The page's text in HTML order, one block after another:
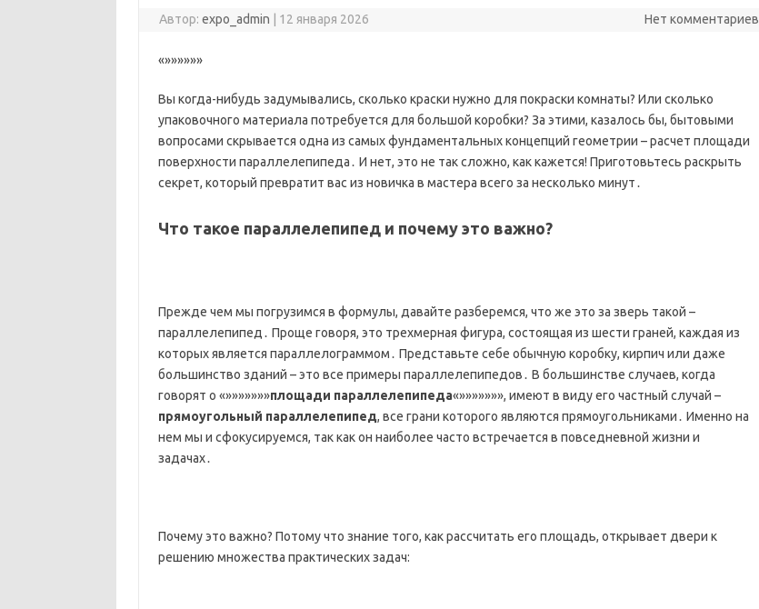
Автор:expo_admin 12 января 2026 Нет комментариев
«»»»»»»
Вы когда-нибудь задумывались, сколько краски нужно для покраски комнаты? Или сколько
упаковочного материала потребуется для большой коробки? За этими, казалось бы, бытовыми
вопросами скрывается одна из самых фундаментальных концепций геометрии – расчет площади
поверхности параллелепипеда․ И нет, это не так сложно, как кажется! Приготовьтесь раскрыть
секрет, который превратит вас из новичка в мастера всего за несколько минут․
Что такое параллелепипед и почему это важно?
Прежде чем мы погрузимся в формулы, давайте разберемся, что же это за зверь такой –
параллелепипед․ Проще говоря, это трехмерная фигура, состоящая из шести граней, каждая из
которых является параллелограммом․ Представьте себе обычную коробку, кирпич или даже
большинство зданий – это все примеры параллелепипедов․ В большинстве случаев, когда
говорят о «»»»»»»»площади параллелепипеда«»»»»»»», имеют в виду его частный случай –
прямоугольный параллелепипед, все грани которого являются прямоугольниками․ Именно на
нем мы и сфокусируемся, так как он наиболее часто встречается в повседневной жизни и
задачах․
Почему это важно? Потому что знание того, как рассчитать его площадь, открывает двери к
решению множества практических задач: